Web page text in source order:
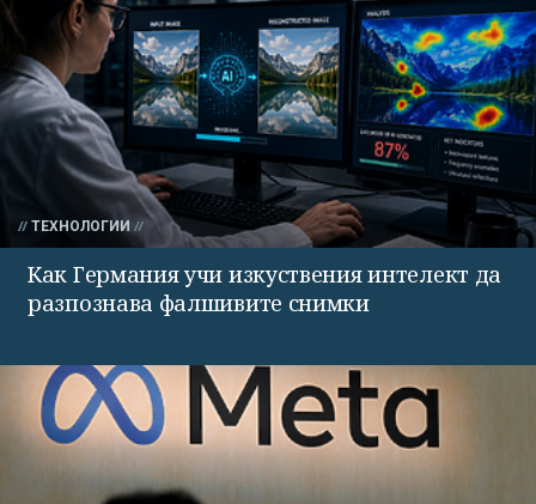
ТЕХНОЛОГИИ
Как Германия учи изкуствения интелект да
разпознава фалшивите снимки